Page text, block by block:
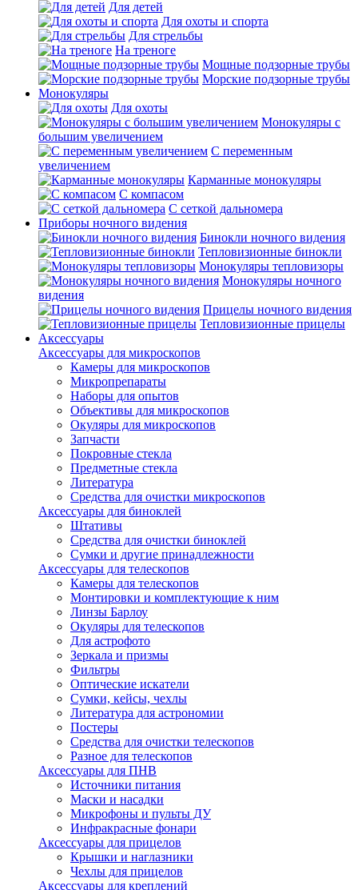
Для детей
Для охоты и спорта
Для стрельбы
На треноге
Мощные подзорные трубы
Морские подзорные трубы
Монокуляры
Для охоты
Монокуляры с
большим увеличением
С переменным
увеличением
Карманные монокуляры
С компасом
С сеткой дальномера
Приборы ночного видения
Бинокли ночного видения
Тепловизионные бинокли
Монокуляры тепловизоры
Монокуляры ночного
видения
Прицелы ночного видения
Тепловизионные прицелы
Аксессуары
Аксессуары для микроскопов
Камеры для микроскопов
Микропрепараты
Наборы для опытов
Объективы для микроскопов
Окуляры для микроскопов
Запчасти
Покровные стекла
Предметные стекла
Литература
Средства для очистки микроскопов
Аксессуары для биноклей
Штативы
Средства для очистки биноклей
Сумки и другие принадлежности
Аксессуары для телескопов
Камеры для телескопов
Монтировки и комплектующие к ним
Линзы Барлоу
Окуляры для телескопов
Для астрофото
Зеркала и призмы
Фильтры
Оптические искатели
Сумки, кейсы, чехлы
Литература для астрономии
Постеры
Средства для очистки телескопов
Разное для телескопов
Аксессуары для ПНВ
Источники питания
Маски и насадки
Микрофоны и пульты ДУ
Инфракрасные фонари
Аксессуары для прицелов
Крышки и наглазники
Чехлы для прицелов
Аксессуары для креплений